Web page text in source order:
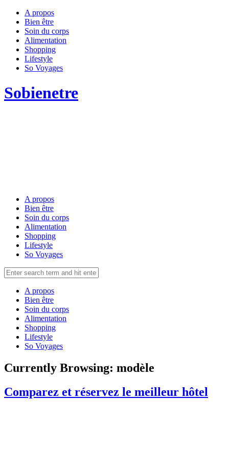
A propos
Bien être
Soin du corps
Alimentation
Shopping
Lifestyle
So Voyages
Sobienetre
A propos
Bien être
Soin du corps
Alimentation
Shopping
Lifestyle
So Voyages
A propos
Bien être
Soin du corps
Alimentation
Shopping
Lifestyle
So Voyages
Currently Browsing: modèle
Comparez et réservez le meilleur hôtel